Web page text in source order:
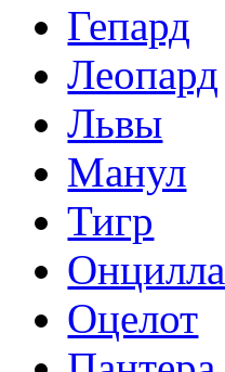
Гепард
Леопард
Львы
Манул
Тигр
Онцилла
Оцелот